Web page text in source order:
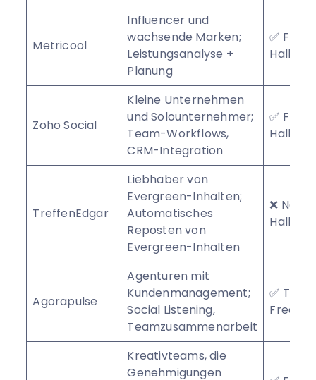
Metricool
Influencer und
wachsende Marken;
Leistungsanalyse +
Planung
✅ Free
Zoho Social
Kleine Unternehmen
und Solounternehmer;
Team-Workflows,
CRM-Integration
✅ Free
TreffenEdgar
Liebhaber von
Evergreen-Inhalten;
Automatisches
Reposten von
Evergreen-Inhalten
❌ Nein
Agorapulse
Agenturen mit
Kundenmanagement;
Social Listening,
Teamzusammenarbeit
✅
Free
Kreativteams, die
Genehmigungen